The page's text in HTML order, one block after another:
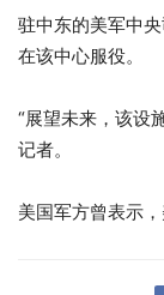
驻中东的美军中
在该中心服役。
“展望未来，该设
记者。
美国军方曾表示